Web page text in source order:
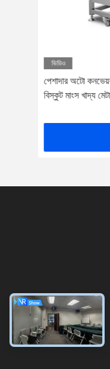
ভিডিও
পেশাদার অটো
বিস্কুট মাংস খাদ্য